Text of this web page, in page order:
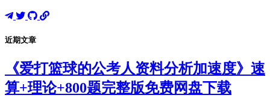
近期文章
《爱打篮球的公考人资料分析加速度》速
算+理论+800题完整版免费网盘下载